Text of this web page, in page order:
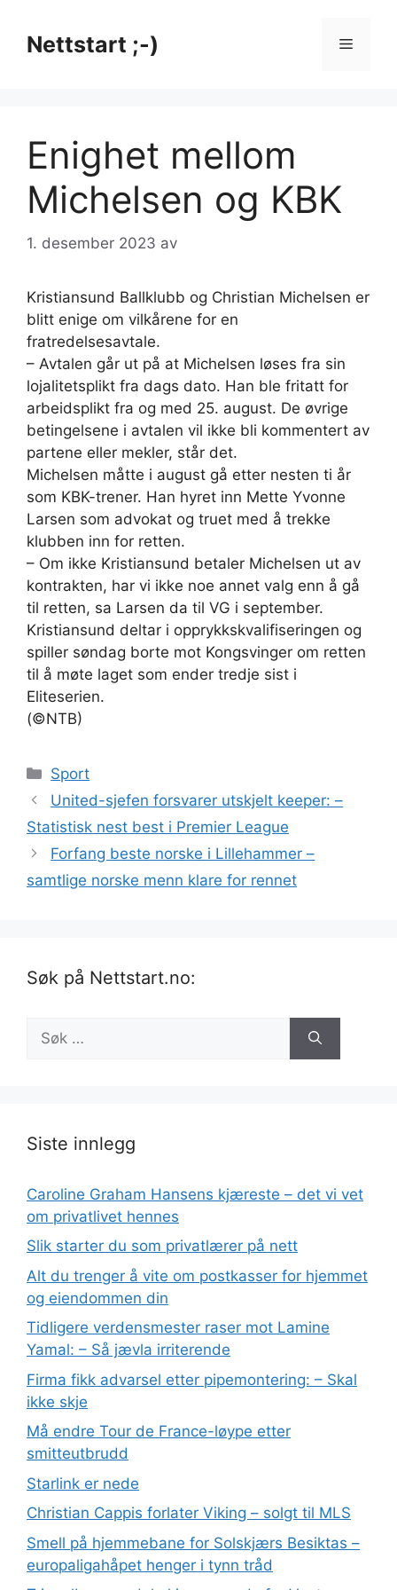
innholdNettstart ;-) Meny
Enighet mellom
Michelsen og KBK
1. desember 2023 av
Kristiansund Ballklubb og Christian Michelsen er
blitt enige om vilkårene for en
fratredelsesavtale.
– Avtalen går ut på at Michelsen løses fra sin
lojalitetsplikt fra dags dato. Han ble fritatt for
arbeidsplikt fra og med 25. august. De øvrige
betingelsene i avtalen vil ikke bli kommentert av
partene eller mekler, står det.
Michelsen måtte i august gå etter nesten ti år
som KBK-trener. Han hyret inn Mette Yvonne
Larsen som advokat og truet med å trekke
klubben inn for retten.
– Om ikke Kristiansund betaler Michelsen ut av
kontrakten, har vi ikke noe annet valg enn å gå
til retten, sa Larsen da til VG i september.
Kristiansund deltar i opprykkskvalifiseringen og
spiller søndag borte mot Kongsvinger om retten
til å møte laget som ender tredje sist i
Eliteserien.
(©NTB)
Kategorier
Sport
United-sjefen forsvarer utskjelt keeper: –
Statistisk nest best i Premier League
Forfang beste norske i Lillehammer –
samtlige norske menn klare for rennet
Søk på Nettstart.no:
etter:
Siste innlegg
Caroline Graham Hansens kjæreste – det vi vet
om privatlivet hennes
Slik starter du som privatlærer på nett
Alt du trenger å vite om postkasser for hjemmet
og eiendommen din
Tidligere verdensmester raser mot Lamine
Yamal: – Så jævla irriterende
Firma fikk advarsel etter pipemontering: – Skal
ikke skje
Må endre Tour de France-løype etter
smitteutbrudd
Starlink er nede
Christian Cappis forlater Viking – solgt til MLS
Smell på hjemmebane for Solskjærs Besiktas –
europaligahåpet henger i tynn tråd